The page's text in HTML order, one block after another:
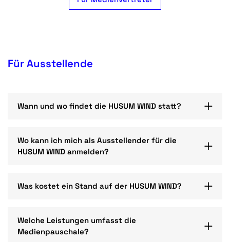
Für Ausstellende
Wann und wo findet die HUSUM WIND statt?
Wo kann ich mich als Ausstellender für die
HUSUM WIND anmelden?
Was kostet ein Stand auf der HUSUM WIND?
Welche Leistungen umfasst die
Medienpauschale?